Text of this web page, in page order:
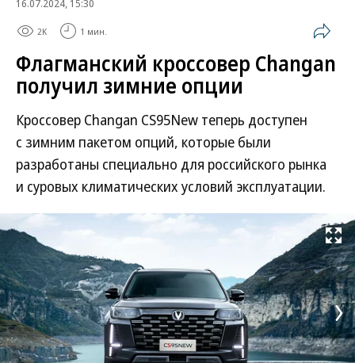
16.07.2024, 15:30
2K 1 мин.
Флагманский кроссовер Changan
получил зимние опции
Кроссовер Changan CS95New теперь доступен
с зимним пакетом опций, которые были
разработаны специально для российского рынка
и суровых климатических условий эксплуатации.
Развернуть